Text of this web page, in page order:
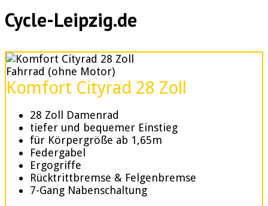
Cycle-Leipzig.de
Fahrrad (ohne Motor)
Komfort Cityrad 28 Zoll
28 Zoll Damenrad
tiefer und bequemer Einstieg
für Körpergröße ab 1,65m
Federgabel
Ergogriffe
Rücktrittbremse & Felgenbremse
7-Gang Nabenschaltung